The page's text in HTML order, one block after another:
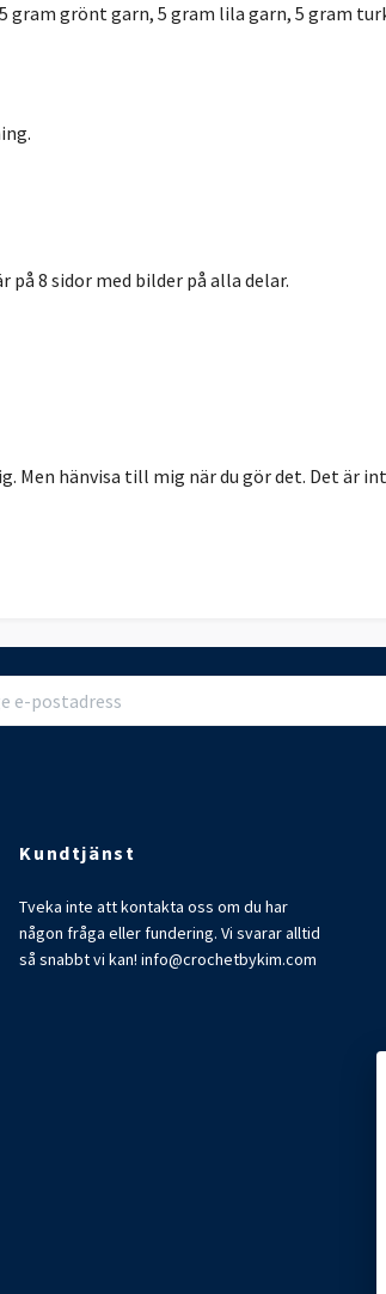
gram grönt garn, 5 gram lila garn, 5 gram
på 8 sidor med bilder på alla delar.
Men hänvisa till mig när du gör det. Det
Kundtjänst
Tveka inte att kontakta oss om du har
någon fråga eller fundering. Vi svarar alltid
så snabbt vi kan!info@crochetbykim.com